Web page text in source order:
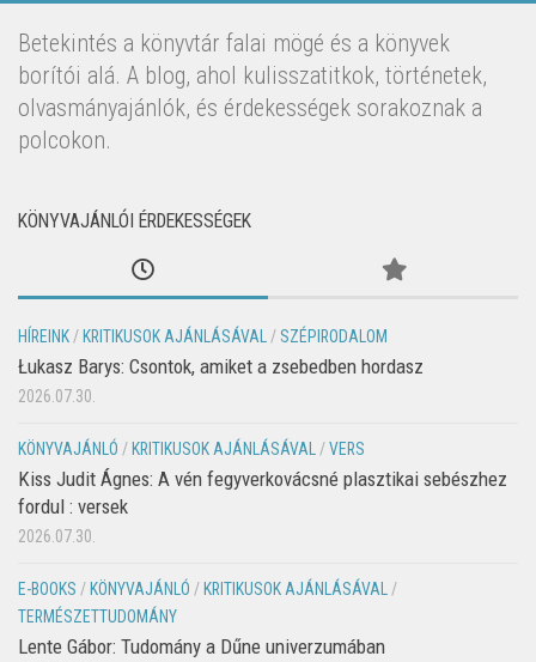
Betekintés a könyvtár falai mögé és a könyvek
borítói alá. A blog, ahol kulisszatitkok, történetek,
olvasmányajánlók, és érdekességek sorakoznak a
polcokon.
KÖNYVAJÁNLÓI ÉRDEKESSÉGEK
HÍREINK/ KRITIKUSOK AJÁNLÁSÁVAL/ SZÉPIRODALOM
Łukasz Barys: Csontok, amiket a zsebedben hordasz
2026.07.30.
KÖNYVAJÁNLÓ / KRITIKUSOK AJÁNLÁSÁVAL/VERS
Kiss Judit Ágnes: A vén fegyverkovácsné plasztikai sebészhez
fordul : versek
2026.07.30.
E-BOOKS / KÖNYVAJÁNLÓ / KRITIKUSOK AJÁNLÁSÁVAL/
TERMÉSZETTUDOMÁNY
Lente Gábor: Tudomány a Dűne univerzumában